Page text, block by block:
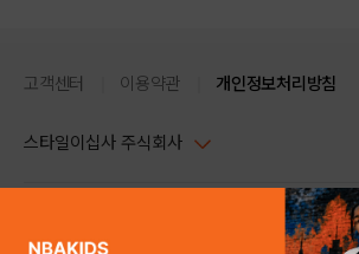
고객센터 이용약관 개인정보처리방침
스타일이십사 주식회사
주소 : 서울시 강남구 논현로 633, 6층 (논현동, 한세엠케이빌딩)